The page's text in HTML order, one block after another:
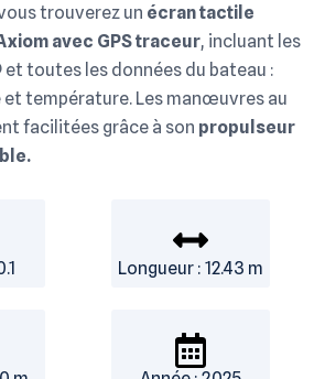
trouverez un écran tactile
avec GPS traceur, incluant les
toutes les données du bateau :
température. Les manœuvres au
facilitées grâce à son propulseur
Longueur : 12.43 m